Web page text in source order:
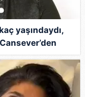
yaşındaydı,